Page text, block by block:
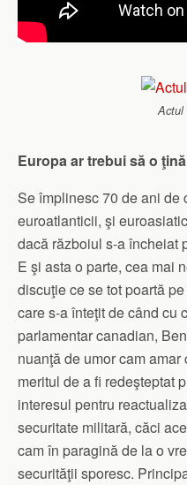
Actul
Europa ar trebui să o
Se împlinesc 70 de ani
euroatlanticii, şi
dacă războiul s-a încheiat
E şi asta o parte, cea mai
discuţie ce se tot poartă
care s-a înteţit de când cu
parlamentar canadian,
nuanţă de umor cam
meritul de a fi redeşteptat
interesul pentru
securitate militară, căci
cam în paragină de la o
securităţii sporesc.